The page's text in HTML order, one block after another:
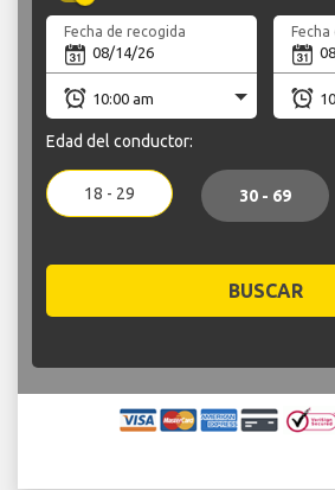
Fecha de recogida Fecha
Edad del conductor:
18 - 29 30 - 69
BUSCAR